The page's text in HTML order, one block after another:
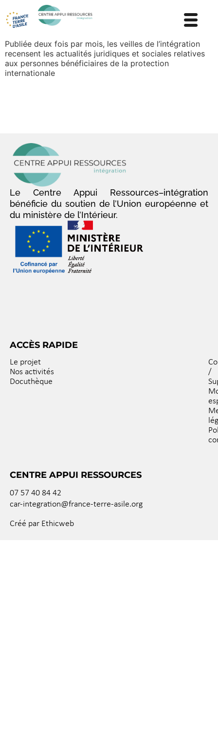
Publiée deux fois par mois, les veilles de l’intégration
recensent les actualités juridiques et sociales relatives
aux personnes bénéficiaires de la protection
internationale
Le Centre Appui Ressources–intégration
bénéficie du soutien de l’Union européenne et
du ministère de l’Intérieur.
ACCÈS RAPIDE
Le projet
Nos activités
Docuthèque
/
CENTRE APPUI RESSOURCES
07 57 40 84 42
car-integration@france-terre-asile.org
Créé par Ethicweb